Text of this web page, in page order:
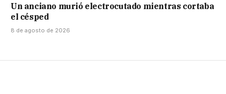
Un anciano murió electrocutado mientras cortaba
el césped
8 de agosto de 2026